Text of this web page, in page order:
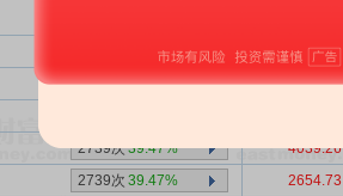
39.53% 26347.07
2739次39.47% 5209.67
2739次39.47% 4039.26
2739次 39.47% 2654.73